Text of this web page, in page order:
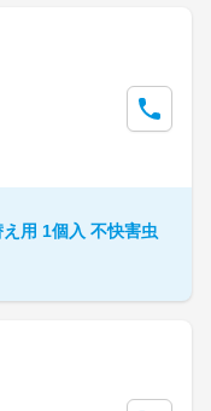
用 1個入 不快害虫